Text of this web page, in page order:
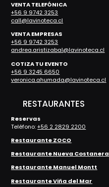
VENTA TELEFÓNICA
+56 9 9742 3253
call@lavinoteca.cl
VENTA EMPRESAS
+56 9 9742 3253
andrea.aristizabal@lavinoteca.cl
COTIZA TU EVENTO
+56 9 3245 6650
veronica.ahumada@lavinoteca.cl
RESTAURANTES
Reservas
Teléfono:+56 2 2829 2200
Restaurante ZOCO
Restaurante Nueva Costanera
Restaurante Manuel Montt
Restaurante Viña del Mar